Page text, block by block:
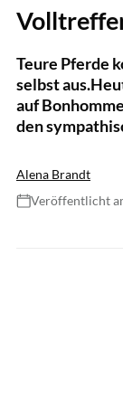
Teure Pferde
selbst
auf
den
Alena Brandt
Veröffentlicht